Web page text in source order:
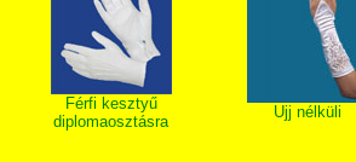
Férfi kesztyű
diplomaosztásra
Ujj nélküli